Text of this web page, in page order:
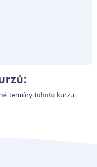
termíny tohoto kurzu.